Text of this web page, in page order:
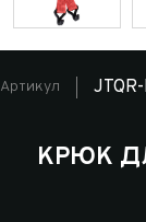
Артикул
КРЮК